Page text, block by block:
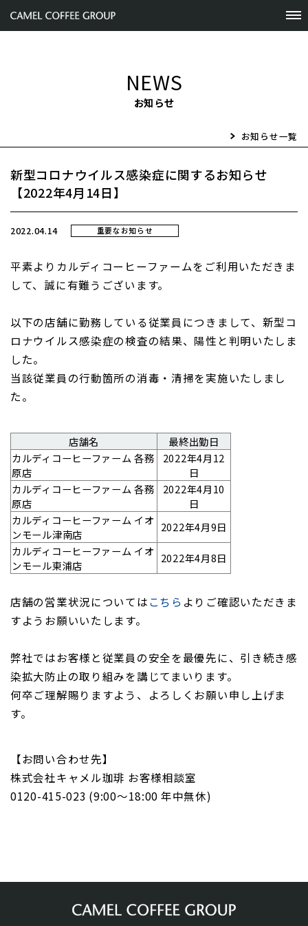
NEWS
お知らせ
お知らせ一覧
新型コロナウイルス感染症に関するお知らせ
【2022年4月14日】
2022.04.14 重要なお知らせ
平素よりカルディコーヒーファームをご利用いただきま
して、誠に有難うございます。
以下の店舗に勤務している従業員につきまして、新型コ
ロナウイルス感染症の検査の結果、 陽性と判明いたしま
した。
当該従業員の行動箇所の消毒・清掃を実施いたしまし
た。
店舗名
最終出勤日
カルディコーヒーファーム各務
原店
2022年4月12
日
カルディコーヒーファーム各務
原店
2022年4月10
日
カルディコーヒーファーム イオ
ンモール津南店
2022年4月9日
カルディコーヒーファーム イオ
ンモール東浦店
2022年4月8日
店舗の営業状況についてはこちら よりご確認いただきま
すようお願いいたします。
弊社ではお客様と従業員の安全を最優先に、引き続き感
染拡大防止の取り組みを講じてまいり ます。
何卒ご理解賜りますよう、よろしくお願い申し上げま
す。
【お問い合わせ先】
株式会社キャメル珈琲 お客様相談室
0120-415-023 (9:00～18:00 年中無休)